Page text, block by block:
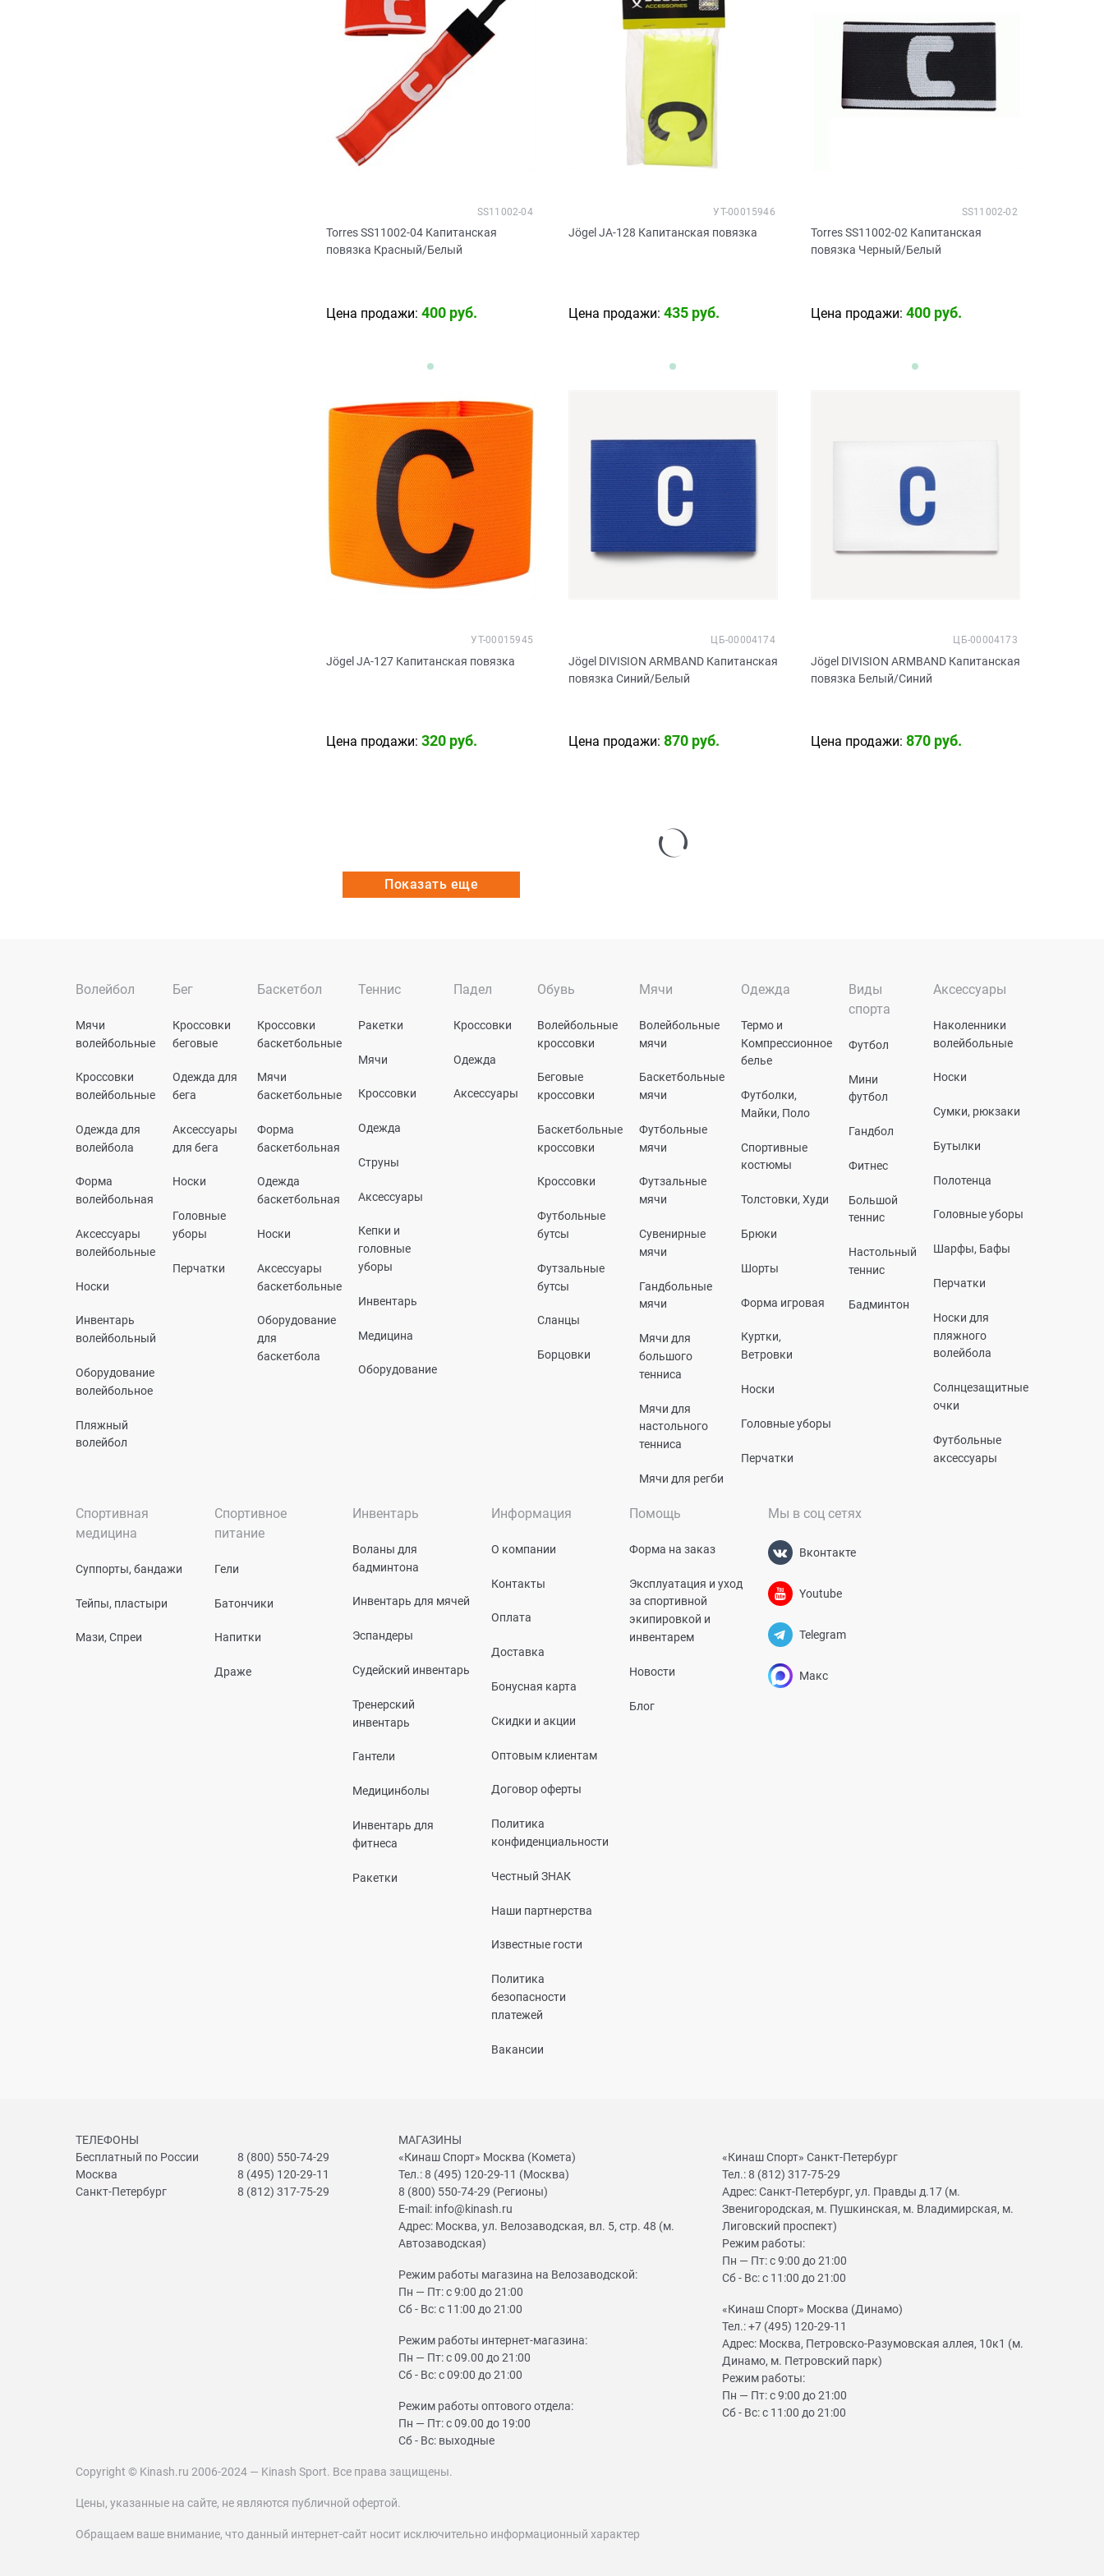
Torres SS11002-04 Капитанская
повязка Красный/Белый
SS11002-04
Цена продажи: 400 руб.
Jögel JA-128 Капитанская повязка
УТ-00015946
Цена продажи: 435 руб.
Torres SS11002-02 Капитанская
повязка Черный/Белый
SS11002-02
Цена продажи: 400 руб.
Jögel JA-127 Капитанская повязка
УТ-00015945
Цена продажи: 320 руб.
Jögel DIVISION ARMBAND Капитанская
повязка Синий/Белый
ЦБ-00004174
Цена продажи: 870 руб.
Jögel DIVISION ARMBAND Капитанская
повязка Белый/Синий
ЦБ-00004173
Цена продажи: 870 руб.
Показать еще
Волейбол
Мячи
волейбольные
Кроссовки
волейбольные
Одежда для
волейбола
Форма
волейбольная
Аксессуары
волейбольные
Носки
Инвентарь
волейбольный
Оборудование
волейбольное
Пляжный
волейбол
Бег
Кроссовки
беговые
Одежда для
бега
Аксессуары
для бега
Носки
Головные
уборы
Перчатки
Баскетбол
Кроссовки
баскетбольные
Мячи
баскетбольные
Форма
баскетбольная
Одежда
баскетбольная
Носки
Аксессуары
баскетбольные
Оборудование
для
баскетбола
Теннис
Ракетки
Мячи
Кроссовки
Одежда
Струны
Аксессуары
Кепки и
головные
уборы
Инвентарь
Медицина
Оборудование
Падел
Кроссовки
Одежда
Аксессуары
Обувь
Волейбольные
кроссовки
Беговые
кроссовки
Баскетбольные
кроссовки
Кроссовки
Футбольные
бутсы
Футзальные
бутсы
Сланцы
Борцовки
Мячи
Волейбольные
мячи
Баскетбольные
мячи
Футбольные
мячи
Футзальные
мячи
Сувенирные
мячи
Гандбольные
мячи
Мячи для
большого
тенниса
Мячи для
настольного
тенниса
Мячи для регби
Одежда
Термо и
Компрессионное
белье
Футболки,
Майки, Поло
Спортивные
костюмы
Толстовки, Худи
Брюки
Шорты
Форма игровая
Куртки,
Ветровки
Носки
Головные уборы
Перчатки
Виды
спорта
Футбол
Мини
футбол
Гандбол
Фитнес
Большой
теннис
Настольный
теннис
Бадминтон
Аксессуары
Наколенники
волейбольные
Носки
Сумки, рюкзаки
Бутылки
Полотенца
Головные уборы
Шарфы, Бафы
Перчатки
Носки для
пляжного
волейбола
Солнцезащитные
очки
Футбольные
аксессуары
Спортивная
медицина
Суппорты, бандажи
Тейпы, пластыри
Мази, Спреи
Спортивное
питание
Гели
Батончики
Напитки
Драже
Инвентарь
Воланы для
бадминтона
Инвентарь для мячей
Эспандеры
Судейский инвентарь
Тренерский
инвентарь
Гантели
Медицинболы
Инвентарь для
фитнеса
Ракетки
Информация
О компании
Контакты
Оплата
Доставка
Бонусная карта
Скидки и акции
Оптовым клиентам
Договор оферты
Политика
конфиденциальности
Честный ЗНАК
Наши партнерства
Известные гости
Политика
безопасности
платежей
Вакансии
Помощь
Форма на заказ
Эксплуатация и уход
за спортивной
экипировкой и
инвентарем
Новости
Блог
Мы в соц сетях
Вконтакте
Youtube
Telegram
Макс
ТЕЛЕФОНЫ
Бесплатный по России
8 (800) 550-74-29
Москва
8 (495) 120-29-11
Санкт-Петербург
8 (812) 317-75-29
МАГАЗИНЫ
«Кинаш Спорт» Москва (Комета)
Тел.: 8 (495) 120-29-11 (Москва)
8 (800) 550-74-29 (Регионы)
E-mail: info@kinash.ru
Адрес: Москва, ул. Велозаводская, вл. 5, стр. 48 (м.
Автозаводская)
Режим работы магазина на Велозаводской:
Пн — Пт: с 9:00 до 21:00
Сб - Вс: с 11:00 до 21:00
Режим работы интернет-магазина:
Пн — Пт: с 09.00 до 21:00
Сб - Вс: с 09:00 до 21:00
Режим работы оптового отдела:
Пн — Пт: с 09.00 до 19:00
Сб - Вс: выходные
«Кинаш Спорт» Санкт-Петербург
Тел.: 8 (812) 317-75-29
Адрес:Санкт-Петербург, ул. Правды д.17 (м.
Звенигородская, м. Пушкинская, м. Владимирская, м.
Лиговский проспект)
Режим работы:
Пн — Пт: с 9:00 до 21:00
Сб - Вс: с 11:00 до 21:00
«Кинаш Спорт» Москва (Динамо)
Тел.: +7 (495) 120-29-11
Адрес:Москва, Петровско-Разумовская аллея, 10к1 (м.
Динамо, м. Петровский парк)
Режим работы:
Пн — Пт: с 9:00 до 21:00
Сб - Вс: с 11:00 до 21:00
Copyright © Kinash.ru 2006-2024 — Kinash Sport. Все права защищены.
Цены, указанные на сайте, не являются публичной офертой.
Обращаем ваше внимание, что данный интернет-сайт носит исключительно информационный характер